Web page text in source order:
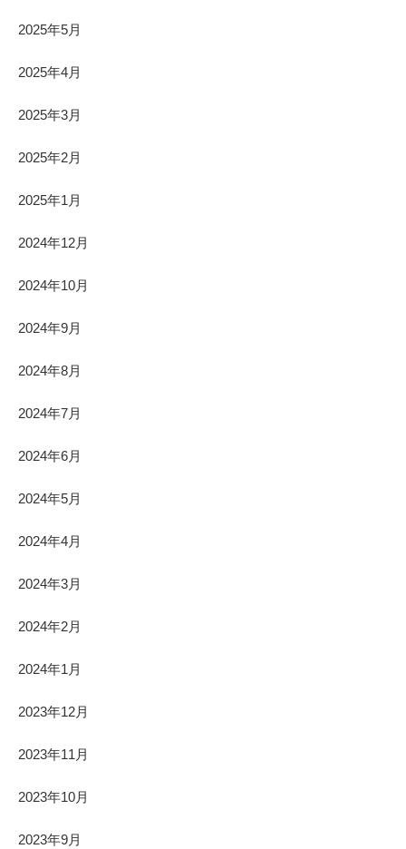
2025年5月
2025年4月
2025年3月
2025年2月
2025年1月
2024年12月
2024年10月
2024年9月
2024年8月
2024年7月
2024年6月
2024年5月
2024年4月
2024年3月
2024年2月
2024年1月
2023年12月
2023年11月
2023年10月
2023年9月